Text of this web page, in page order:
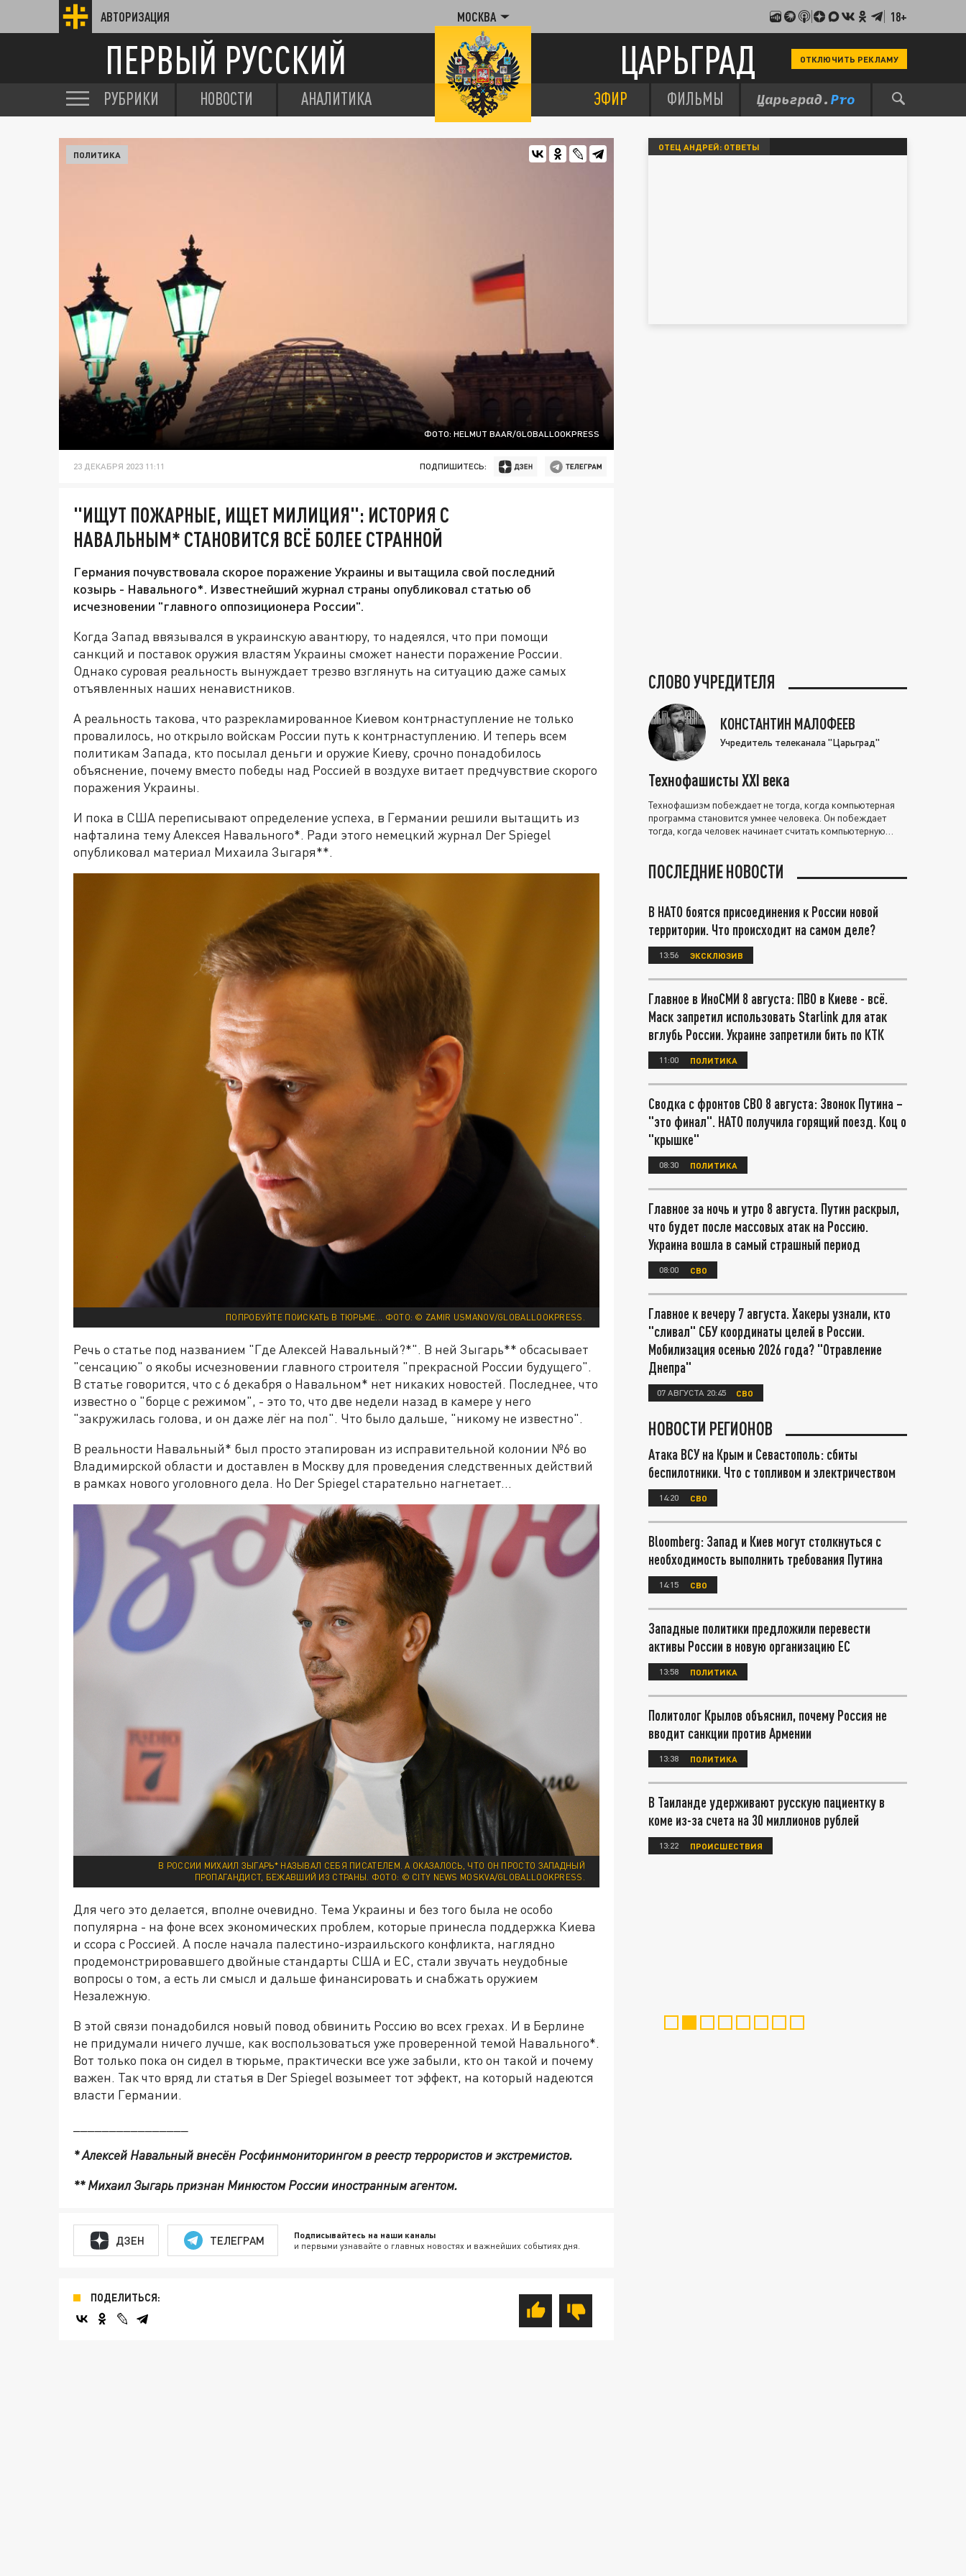
АВТОРИЗАЦИЯ МОСКВА 18+
ПЕРВЫЙ РУССКИЙ ЦАРЬГРАД ОТКЛЮЧИТЬ РЕКЛАМУ
РУБРИКИ НОВОСТИ АНАЛИТИКА ЭФИР ФИЛЬМЫ
ФОТО: HELMUT BAAR/GLOBALLOOKPRESS
ПОЛИТИКА
23 ДЕКАБРЯ 2023 11:11 ПОДПИШИТЕСЬ:
"ИЩУТ ПОЖАРНЫЕ, ИЩЕТ МИЛИЦИЯ": ИСТОРИЯ С
НАВАЛЬНЫМ* СТАНОВИТСЯ ВСЁ БОЛЕЕ СТРАННОЙ
Германия почувствовала скорое поражение Украины и вытащила свой последний
козырь - Навального*. Известнейший журнал страны опубликовал статью об
исчезновении "главного оппозиционера России".
Когда Запад ввязывался в украинскую авантюру, то надеялся, что при помощи
санкций и поставок оружия властям Украины сможет нанести поражение России.
Однако суровая реальность вынуждает трезво взглянуть на ситуацию даже самых
отъявленных наших ненавистников.
А реальность такова, что разрекламированное Киевом контрнаступление не только
провалилось, но открыло войскам России путь к контрнаступлению. И теперь всем
политикам Запада, кто посылал деньги и оружие Киеву, срочно понадобилось
объяснение, почему вместо победы над Россией в воздухе витает предчувствие скорого
поражения Украины.
И пока в США переписывают определение успеха, в Германии решили вытащить из
нафталина тему Алексея Навального*. Ради этого немецкий журнал Der Spiegel
опубликовал материал Михаила Зыгаря**.
ПОПРОБУЙТЕ ПОИСКАТЬ В ТЮРЬМЕ... ФОТО: © ZAMIR USMANOV/GLOBALLOOKPRESS.
Речь о статье под названием "Где Алексей Навальный?*". В ней Зыгарь** обсасывает
"сенсацию" о якобы исчезновении главного строителя "прекрасной России будущего".
В статье говорится, что с 6 декабря о Навальном* нет никаких новостей. Последнее, что
известно о "борце с режимом", - это то, что две недели назад в камере у него
"закружилась голова, и он даже лёг на пол". Что было дальше, "никому не известно".
В реальности Навальный* был просто этапирован из исправительной колонии №6 во
Владимирской области и доставлен в Москву для проведения следственных действий
в рамках нового уголовного дела. Но Der Spiegel старательно нагнетает...
В РОССИИ МИХАИЛ ЗЫГАРЬ* НАЗЫВАЛ СЕБЯ ПИСАТЕЛЕМ. А ОКАЗАЛОСЬ, ЧТО ОН ПРОСТО ЗАПАДНЫЙ
ПРОПАГАНДИСТ, БЕЖАВШИЙ ИЗ СТРАНЫ. ФОТО: © CITY NEWS MOSKVA/GLOBALLOOKPRESS.
Для чего это делается, вполне очевидно. Тема Украины и без того была не особо
популярна - на фоне всех экономических проблем, которые принесла поддержка Киева
и ссора с Россией. А после начала палестино-израильского конфликта, наглядно
продемонстрировавшего двойные стандарты США и ЕС, стали звучать неудобные
вопросы о том, а есть ли смысл и дальше финансировать и снабжать оружием
Незалежную.
В этой связи понадобился новый повод обвинить Россию во всех грехах. И в Берлине
не придумали ничего лучше, как воспользоваться уже проверенной темой Навального*.
Вот только пока он сидел в тюрьме, практически все уже забыли, кто он такой и почему
важен. Так что вряд ли статья в Der Spiegel возымеет тот эффект, на который надеются
власти Германии.
* Алексей Навальный внесён Росфинмониторингом в реестр террористов и экстремистов.
** Михаил Зыгарь признан Минюстом России иностранным агентом.
ДЗЕН ТЕЛЕГРАМ Подписывайтесь на наши каналы
и первыми узнавайте о главных новостях и важнейших событиях дня.
ПОДЕЛИТЬСЯ:
ОТЕЦ АНДРЕЙ: ОТВЕТЫ
СЛОВО УЧРЕДИТЕЛЯ
КОНСТАНТИН МАЛОФЕЕВ
Учредитель телеканала "Царьград"
Технофашисты XXI века
Технофашизм побеждает не тогда, когда компьютерная
программа становится умнее человека. Он побеждает
тогда, когда человек начинает считать компьютерную
ПОСЛЕДНИЕ НОВОСТИ
В НАТО боятся присоединения к России новой
территории. Что происходит на самом деле?
13:56 ЭКСКЛЮЗИВ
Главное в ИноСМИ 8 августа: ПВО в Киеве - всё.
Маск запретил использовать Starlink для атак
вглубь России. Украине запретили бить по КТК
11:00 ПОЛИТИКА
Сводка с фронтов СВО 8 августа: Звонок Путина –
"это финал". НАТО получила горящий поезд. Коц о
"крышке"
08:30 ПОЛИТИКА
Главное за ночь и утро 8 августа. Путин раскрыл,
что будет после массовых атак на Россию.
Украина вошла в самый страшный период
08:00 СВО
Главное к вечеру 7 августа. Хакеры узнали, кто
"сливал" СБУ координаты целей в России.
Мобилизация осенью 2026 года? "Отравление
Днепра"
07 АВГУСТА 20:45 СВО
НОВОСТИ РЕГИОНОВ
Атака ВСУ на Крым и Севастополь: сбиты
беспилотники. Что с топливом и электричеством
14:20 СВО
Bloomberg: Запад и Киев могут столкнуться с
необходимость выполнить требования Путина
14:15 СВО
Западные политики предложили перевести
активы России в новую организацию ЕС
13:58 ПОЛИТИКА
Политолог Крылов объяснил, почему Россия не
вводит санкции против Армении
13:38 ПОЛИТИКА
В Таиланде удерживают русскую пациентку в
коме из-за счета на 30 миллионов рублей
13:22 ПРОИСШЕСТВИЯ